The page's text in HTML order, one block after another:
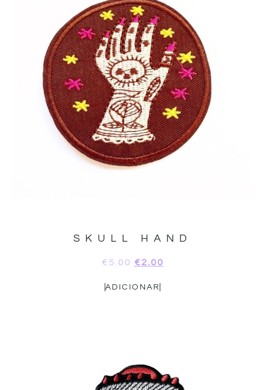
SKULL HAND
€ 5.00 €2.00
ADICIONAR